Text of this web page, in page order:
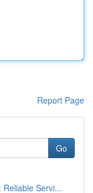
Report Page
Go
Servi...